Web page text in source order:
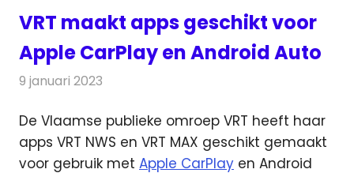
VRT maakt apps geschikt voor
Apple CarPlay en Android Auto
9 januari 2023
De Vlaamse publieke omroep VRT heeft haar
apps VRT NWS en VRT MAX geschikt gemaakt
voor gebruik met Apple CarPlay en Android